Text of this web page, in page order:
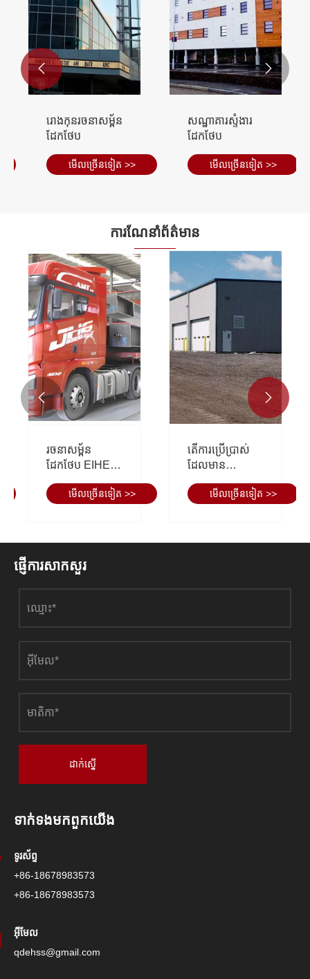
អគារឃ្លាំងស្តុក
ទំនិញដែក prefab
មើល​ច្រើន​ទៀត >>
អគារឃ្លាំងស្តុកដែក
 
ការណែនាំព័ត៌មាន
ការវិភាគនិន្នាការ
អភិវឌ្ឍន៍ឧស្សាហ
ដែកថែបមើល​ច្រើន​ទៀត >>
តើការសាងសង់
ស៊ុមដែកទម្ងន់
មជ្ឈមណ្ឌលជាតិ
បានដោយ
មើល​ច្រើន​ទៀត >>
 
ផ្ញើការសាកសួរ
ដាក់ស្នើ
ទាក់ទង​មក​ពួក​យើង
ទូរស័ព្ទ
+86-18678983573
+86-18678983573
អ៊ីមែល
qdehss@gmail.com